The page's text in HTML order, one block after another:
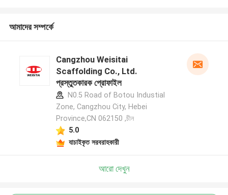
আমাদের সম্পর্কে
Cangzhou Weisitai
Scaffolding Co., Ltd.
প্রস্তুতকারক প্রোফাইল
N0.5 Road of Botou Industial
Zone, Cangzhou City, Hebei
Province,CN 062150 ,চীন
5.0
যাচাইকৃত সরবরাহকারী
আরো দেখুন